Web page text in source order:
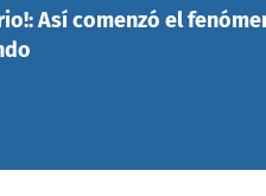
Así comenzó el